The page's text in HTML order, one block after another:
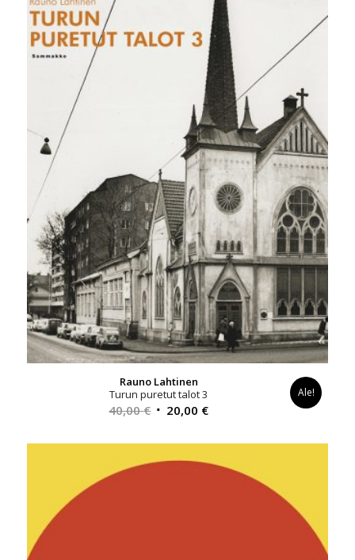
Rauno Lahtinen
Turun puretut talot 3
40,00€ Alkuperäinen
oli:
40,00 €.
20,00 €Nykyinen
on:
20,00 €.
Ale!